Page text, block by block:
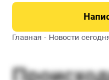
Главная Новости